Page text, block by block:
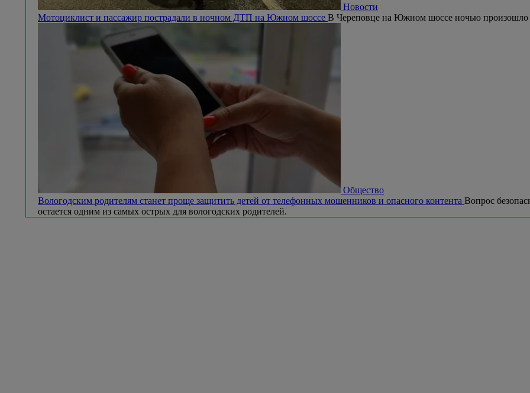
Новости
Мотоциклист и пассажир пострадали в ночном ДТП на Южном шоссе В Череповце на Южном шоссе ночью произошло
Общество
Вологодским родителям станет проще защитить детей от телефонных мошенников и опасного контента Вопрос
остается одним из самых острых для вологодских родителей.